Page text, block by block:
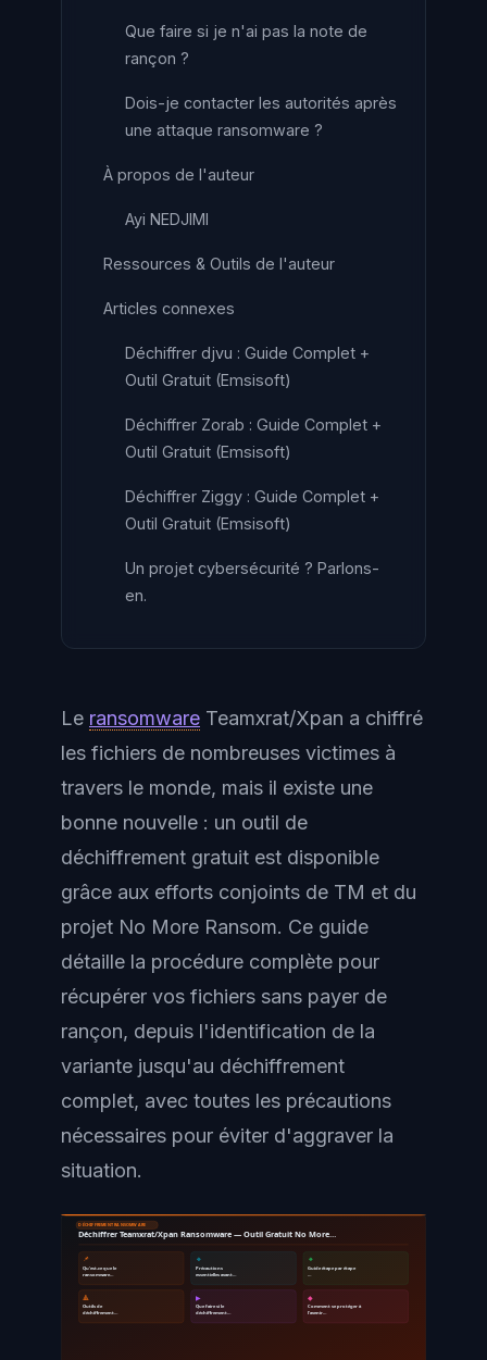
Que faire si je n'ai pas la note de
rançon ?
Dois-je contacter les autorités après
une attaque ransomware ?
À propos de l'auteur
Ayi NEDJIMI
Ressources & Outils de l'auteur
Articles connexes
Déchiffrer djvu : Guide Complet +
Outil Gratuit (Emsisoft)
Déchiffrer Zorab : Guide Complet +
Outil Gratuit (Emsisoft)
Déchiffrer Ziggy : Guide Complet +
Outil Gratuit (Emsisoft)
Un projet cybersécurité ? Parlons-
en.
Le ransomware Teamxrat/Xpan a chiffré
les fichiers de nombreuses victimes à
travers le monde, mais il existe une
bonne nouvelle : un outil de
déchiffrement gratuit est disponible
grâce aux efforts conjoints de TM et du
projet No More Ransom. Ce guide
détaille la procédure complète pour
récupérer vos fichiers sans payer de
rançon, depuis l'identification de la
variante jusqu'au déchiffrement
complet, avec toutes les précautions
nécessaires pour éviter d'aggraver la
situation.
DÉCHIFFREMENT RANSOMWARE
Déchiffrer Teamxrat/Xpan Ransomware — Outil Gratuit No More…
📌
Qu'est-ce que le
ransomware…
🔹
Précautions
essentielles avant…
🔸
Guide étape par étape
🔺
Outils de
déchiffrement…
▶
Que faire si le
déchiffrement…
◆
Comment se protéger à
l'avenir…